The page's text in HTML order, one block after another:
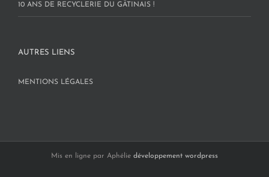
10 ANS DE RECYCLERIE DU GÂTINAIS !
AUTRES LIENS
MENTIONS LÉGALES
Mis en ligne par Aphélie développement wordpress